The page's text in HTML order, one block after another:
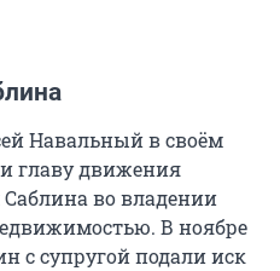
Навальный в своём
главу движения
во владении
В ноябре
с супругой подали иск